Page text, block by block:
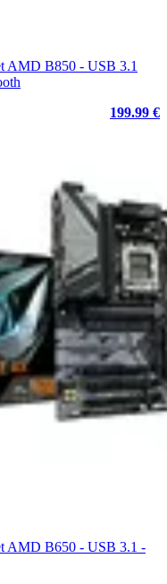
AMD B850 - USB 3.1
199.99 €
AMD B650 - USB 3.1 -